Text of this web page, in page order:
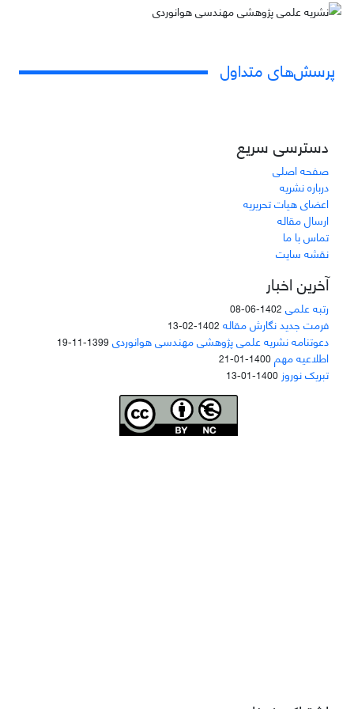
پرسش‌های متداول
دسترسی سریع
صفحه اصلی
درباره نشریه
اعضای هیات تحریریه
ارسال مقاله
تماس با ما
نقشه سایت
آخرین اخبار
رتبه علمی 1402-06-08
فرمت جدید نگارش مقاله 1402-02-13
دعوتنامه نشریه علمی پژوهشی مهندسی هوانوردی1399-11-19
اطلاعیه مهم1400-01-21
تبریک نوروز 1400-01-13